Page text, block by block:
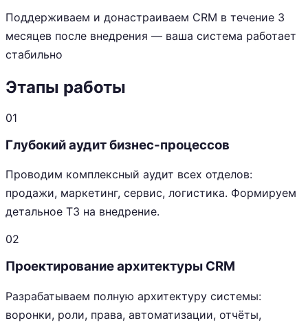
Поддерживаем и донастраиваем CRM в течение 3
месяцев после внедрения — ваша система работает
стабильно
Этапы работы
01
Глубокий аудит бизнес-процессов
Проводим комплексный аудит всех отделов:
продажи, маркетинг, сервис, логистика. Формируем
детальное ТЗ на внедрение.
02
Проектирование архитектуры CRM
Разрабатываем полную архитектуру системы:
воронки, роли, права, автоматизации, отчёты,